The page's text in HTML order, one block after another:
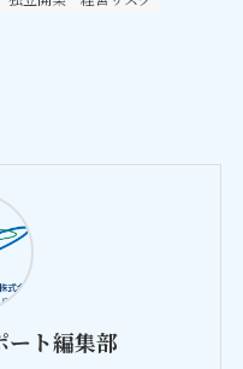
ート編集部